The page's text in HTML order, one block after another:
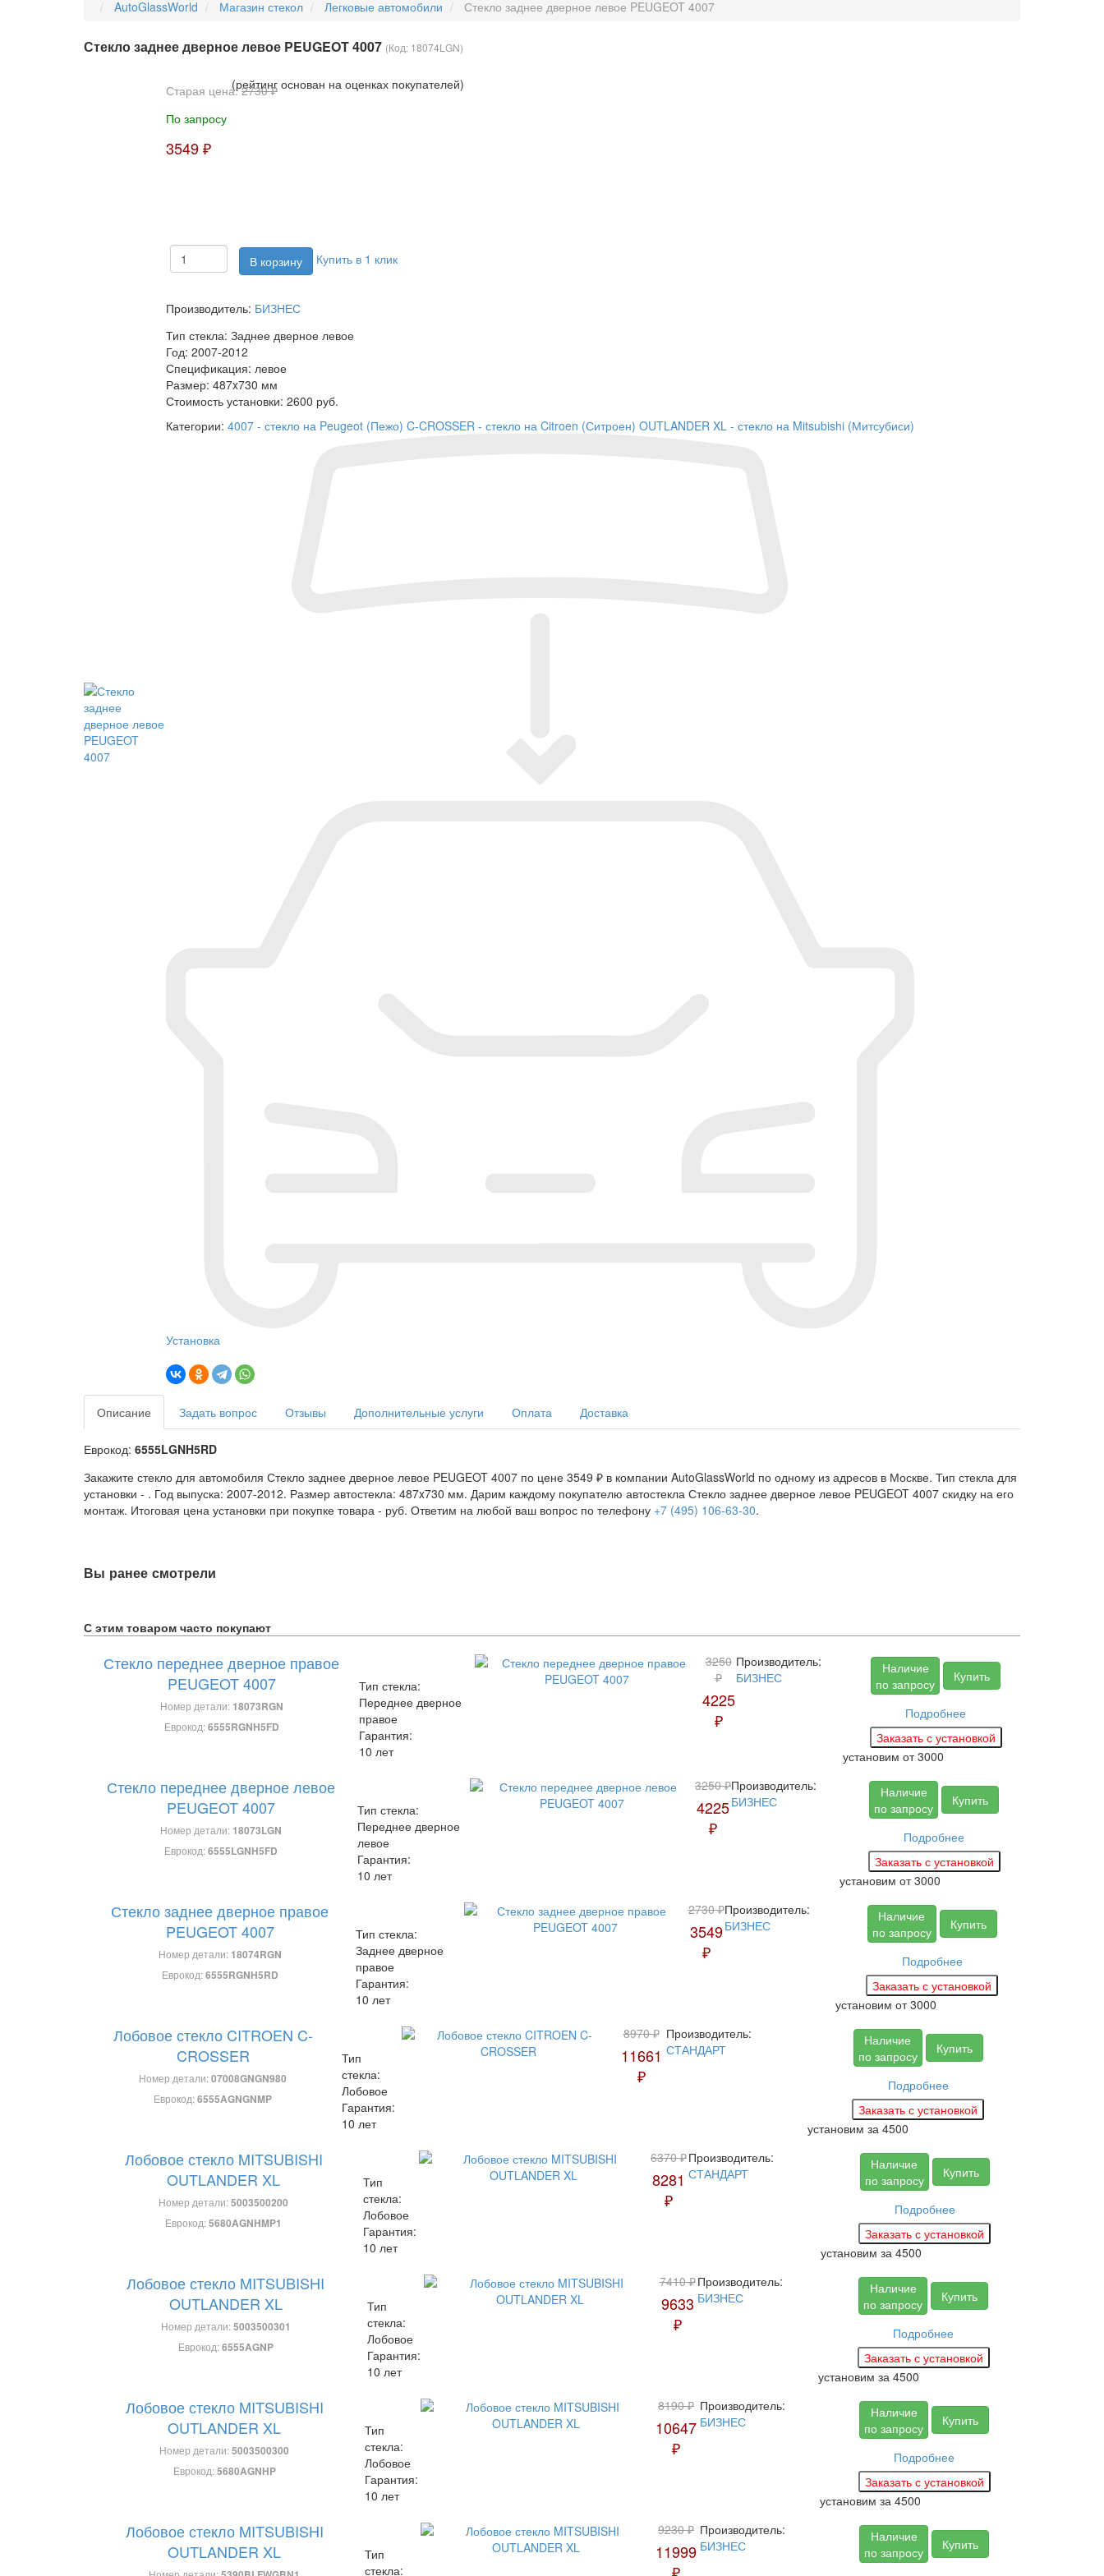
AutoGlassWorld Магазин стекол Легковые автомобили Стекло заднее дверное левое PEUGEOT 4007
Стекло заднее дверное левое PEUGEOT 4007 (Код: 18074LGN)
(рейтинг основан на оценках покупателей)
Старая цена:2730 ₽
По запросу
3549 ₽
Купить в 1 клик
Производитель: БИЗНЕС
Тип стекла: Заднее дверное левое
Год: 2007-2012
Спецификация: левое
Размер: 487x730 мм
Стоимость установки: 2600 руб.
Категории: 4007 - стекло на Peugeot (Пежо) C-CROSSER - стекло на Citroen (Ситроен) OUTLANDER XL - стекло на Mitsubishi (Митсубиси)
Установка
Описание Задать вопрос Отзывы Дополнительные услуги Оплата Доставка
Еврокод: 6555LGNH5RD
Закажите стекло для автомобиля Стекло заднее дверное левое PEUGEOT 4007 по цене 3549 ₽ в компании AutoGlassWorld по одному из адресов в Москве. Тип стекла для
установки - . Год выпуска: 2007-2012. Размер автостекла: 487x730 мм. Дарим каждому покупателю автостекла Стекло заднее дверное левое PEUGEOT 4007 скидку на его
монтаж. Итоговая цена установки при покупке товара - руб. Ответим на любой ваш вопрос по телефону +7 (495) 106-63-30.
Вы ранее смотрели
С этим товаром часто покупают
Стекло переднее дверное правое
PEUGEOT 4007
Номер детали: 18073RGN
Еврокод:6555RGNH5FD
Тип стекла:
Переднее дверное
правое
Гарантия:
10 лет
3250
₽
4225
₽
Производитель:
БИЗНЕС
Наличие
по запросу
Купить
Подробнее
установим от 3000
Стекло переднее дверное левое
PEUGEOT 4007
Номер детали: 18073LGN
Еврокод:6555LGNH5FD
Тип стекла:
Переднее дверное
левое
Гарантия:
10 лет
3250 ₽
4225
₽
Производитель:
БИЗНЕС
Наличие
по запросу
Купить
Подробнее
установим от 3000
Стекло заднее дверное правое
PEUGEOT 4007
Номер детали: 18074RGN
Еврокод:6555RGNH5RD
Тип стекла:
Заднее дверное
правое
Гарантия:
10 лет
2730 ₽
3549
₽
Производитель:
БИЗНЕС
Наличие
по запросу
Купить
Подробнее
установим от 3000
Лобовое стекло CITROEN C-
CROSSER
Номер детали:07008GNGN980
Еврокод:6555AGNGNMP
Тип
стекла:
Лобовое
Гарантия:
10 лет
8970 ₽
11661
₽
Производитель:
СТАНДАРТ
Наличие
по запросу
Купить
Подробнее
установим за 4500
Лобовое стекло MITSUBISHI
OUTLANDER XL
Номер детали:5003500200
Еврокод:5680AGNHMP1
Тип
стекла:
Лобовое
Гарантия:
10 лет
6370 ₽
8281
₽
Производитель:
СТАНДАРТ
Наличие
по запросу
Купить
Подробнее
установим за 4500
Лобовое стекло MITSUBISHI
OUTLANDER XL
Номер детали:5003500301
Еврокод:6555AGNP
Тип
стекла:
Лобовое
Гарантия:
10 лет
7410 ₽
9633
₽
Производитель:
БИЗНЕС
Наличие
по запросу
Купить
Подробнее
установим за 4500
Лобовое стекло MITSUBISHI
OUTLANDER XL
Номер детали:5003500300
Еврокод:5680AGNHP
Тип
стекла:
Лобовое
Гарантия:
10 лет
8190 ₽
10647
₽
Производитель:
БИЗНЕС
Наличие
по запросу
Купить
Подробнее
установим за 4500
Лобовое стекло MITSUBISHI
OUTLANDER XL
Тип
стекла:
9230 ₽
11999
Производитель:
БИЗНЕС
Наличие
по запросу
Купить